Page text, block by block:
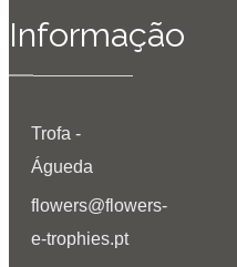
Informação
Trofa -
Águeda
flowers@flowers-
e-trophies.pt